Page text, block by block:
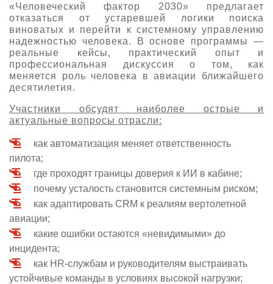
«Человеческий фактор 2030» предлагает
отказаться от устаревшей логики поиска
виноватых и перейти к системному управлению
надежностью человека. В основе программы —
реальные кейсы, практический опыт и
профессиональная дискуссия о том, как
меняется роль человека в авиации ближайшего
десятилетия.
Участники обсудят наиболее острые и
актуальные вопросы отрасли:
как автоматизация меняет ответственность
пилота;
где проходят границы доверия к ИИ в кабине;
почему усталость становится системным риском;
как адаптировать CRM к реалиям вертолетной
авиации;
какие ошибки остаются «невидимыми» до
инцидента;
как HR-службам и руководителям выстраивать
устойчивые команды в условиях высокой нагрузки;